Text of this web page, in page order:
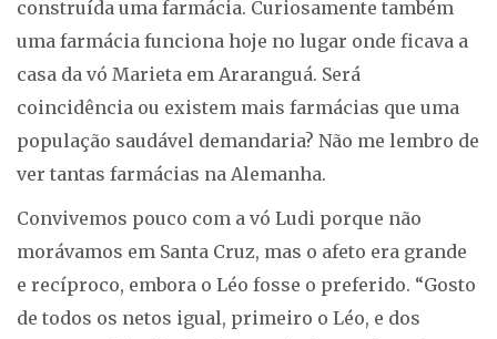
construída uma farmácia. Curiosamente também
uma farmácia funciona hoje no lugar onde ficava a
casa da vó Marieta em Araranguá. Será
coincidência ou existem mais farmácias que uma
população saudável demandaria? Não me lembro de
ver tantas farmácias na Alemanha.
Convivemos pouco com a vó Ludi porque não
morávamos em Santa Cruz, mas o afeto era grande
e recíproco, embora o Léo fosse o preferido. “Gosto
de todos os netos igual, primeiro o Léo, e dos